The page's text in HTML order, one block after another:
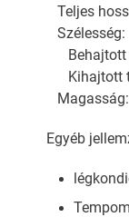
Teljes
Szélesség:
Behajtott
Kihajtott
Egyéb